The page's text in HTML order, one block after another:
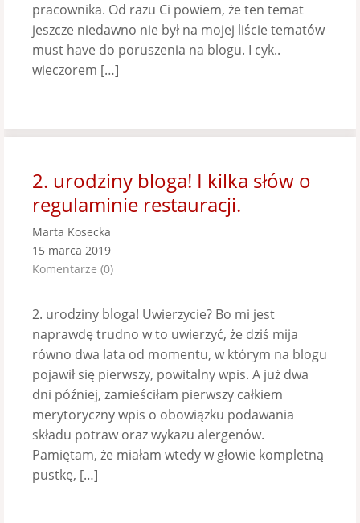
pracownika. Od razu Ci powiem, że ten temat
jeszcze niedawno nie był na mojej liście tematów
must have do poruszenia na blogu. I cyk..
wieczorem […]
2. urodziny bloga! I kilka słów o
regulaminie restauracji.
Marta Kosecka
15 marca 2019
Komentarze (0)
2. urodziny bloga! Uwierzycie? Bo mi jest
naprawdę trudno w to uwierzyć, że dziś mija
równo dwa lata od momentu, w którym na blogu
pojawił się pierwszy, powitalny wpis. A już dwa
dni później, zamieściłam pierwszy całkiem
merytoryczny wpis o obowiązku podawania
składu potraw oraz wykazu alergenów.
Pamiętam, że miałam wtedy w głowie kompletną
pustkę, […]